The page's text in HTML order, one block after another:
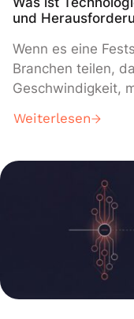
und
Wenn es eine
Branchen teilen,
Geschwindigkeit,
Innovationen und
auswirken können.
diesem Artikel
Weiterlesen